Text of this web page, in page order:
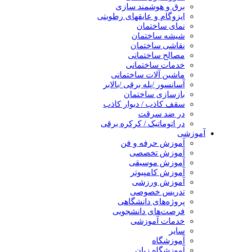
برق و هوشمند سازی
ایزوگام و عایقهای رطوبتی
نمای ساختمان
شیشه ساختمان
نقاشی ساختمان
مصالح ساختمانی
خدمات ساختمانی
ماشین آلات ساختمانی
آسانسور /پله برقی /بالابر
بازسازی ساختمان
سقف کاذب / دیوار کاذب
در ضد سرقت
در اتوماتیک / کرکره برقی
آموزشی
آموزش حرفه و فن
آموزش تخصصی
آموزش موسیقی
آموزش کامپیوتر
آموزش ورزشی
تدریس خصوصی
پروژه‌های دانشگاهی
فرصت‌های دانشجویی
خدمات آموزشی
سایر
آموزشگاه